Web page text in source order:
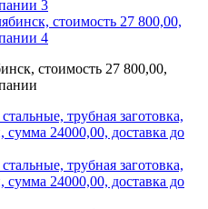
стоимость 27 800,00,